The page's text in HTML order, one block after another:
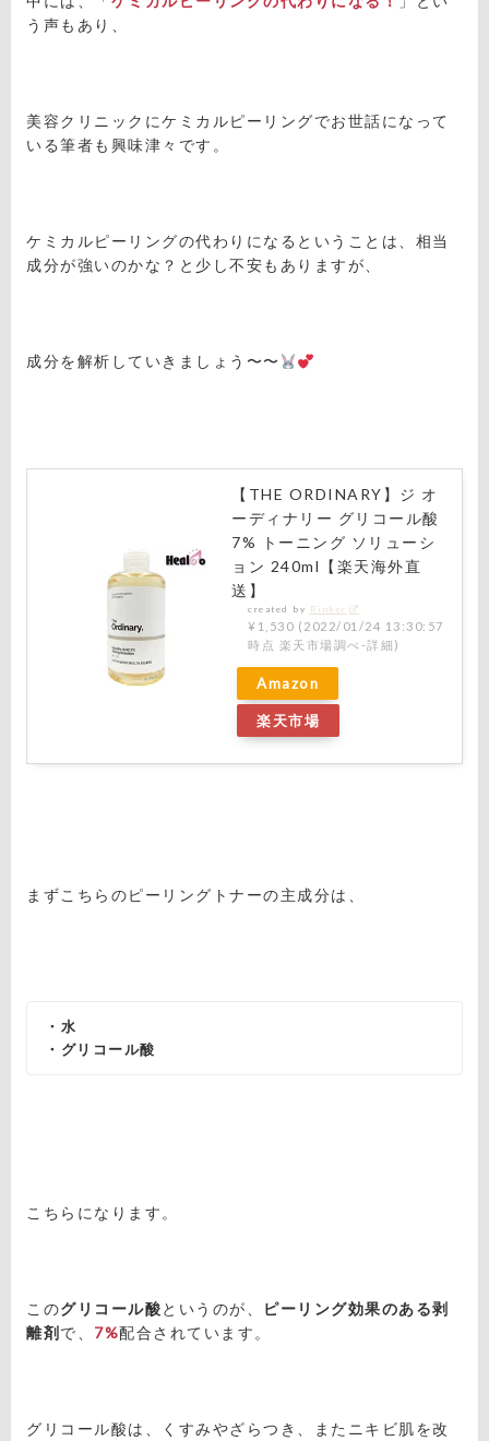
う声もあり、
美容クリニックにケミカルピーリングでお世話になって
いる筆者も興味津々です。
ケミカルピーリングの代わりになるということは、相当
成分が強いのかな？と少し不安もありますが、
成分を解析していきましょう〜〜
【THE ORDINARY】ジ オ
ーディナリー グリコール酸
7% トーニング ソリューシ
ョン 240ml【楽天海外直
送】
created by Rinker
¥1,530 (2022/01/24 13:30:57
時点 楽天市場調べ-詳細)
Amazon
楽天市場
まずこちらのピーリングトナーの主成分は、
・水
・グリコール酸
こちらになります。
このグリコール酸というのが、
ピーリング効果のある剥
離剤で、 7%配合されています。
グリコール酸は、くすみやざらつき、またニキビ肌を改